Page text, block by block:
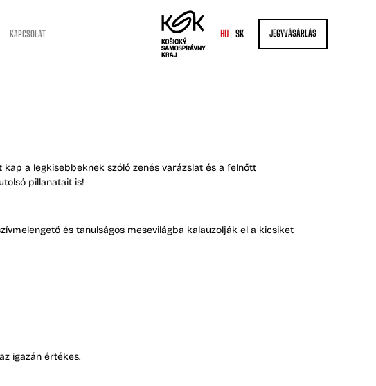
KAPCSOLAT HU SK JEGYVÁSÁRLÁS
a legkisebbeknek szóló zenés varázslat és a felnőtt
pillanatait is!
és tanulságos mesevilágba kalauzolják el a kicsiket
igazán értékes.